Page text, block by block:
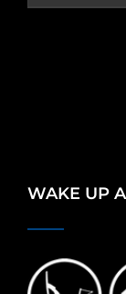
WAKE UP